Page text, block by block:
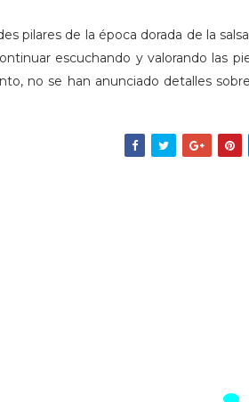
pilares de la época dorada de la
escuchando y valorando las
no se han anunciado detalles